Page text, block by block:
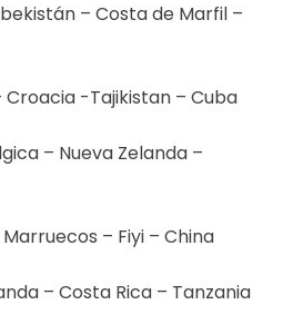
– Costa de Marfil –
Croacia -Tajikistan – Cuba
– Nueva Zelanda –
– Fiyi – China
– Costa Rica – Tanzania